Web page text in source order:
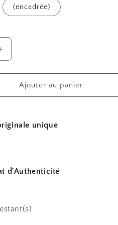
(encadrée)
Augmenter
Ajouter au panier
unique
d'Authenticité